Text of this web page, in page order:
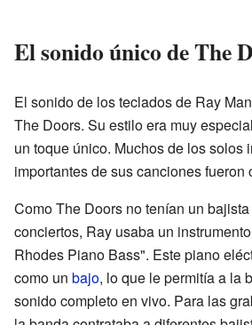
El sonido único de The
El sonido de los teclados de Ray
The Doors. Su estilo era muy
un toque único. Muchos de los solos
importantes de sus canciones fueron
Como The Doors no tenían un
conciertos, Ray usaba un
Rhodes Piano Bass". Este piano
como un bajo, lo que le permitía a la
sonido completo en vivo. Para las